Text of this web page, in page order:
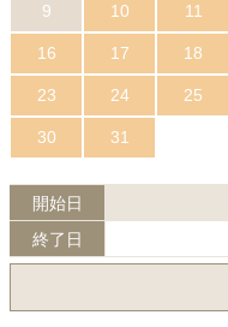
9 10 11
16 17 18
23 24 25
30 31
開始日
終了日